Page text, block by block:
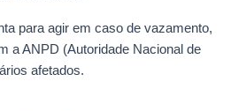
para agir em caso de vazamento,
a ANPD (Autoridade Nacional de
afetados.